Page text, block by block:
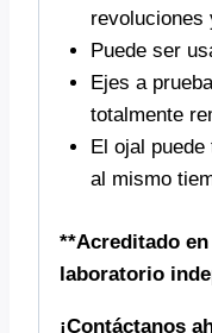
revoluciones
Puede ser
Ejes a
totalmente
El ojal
al mismo
**Acreditado
laboratorio
¡Contáctanos